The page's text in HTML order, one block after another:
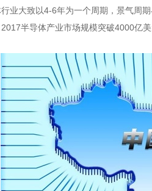
业大致以4-6年为一个周期，景气周
半导体产业市场规模突破4000亿美